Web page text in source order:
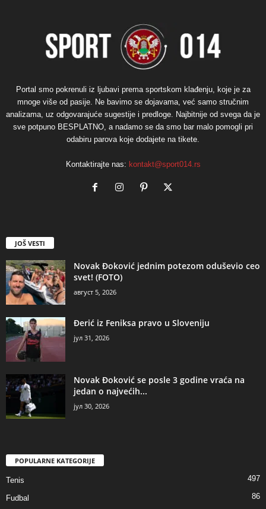
Portal smo pokrenuli iz ljubavi prema sportskom klađenju, koje je za
mnoge više od pasije. Ne bavimo se dojavama, već samo stručnim
analizama, uz odgovarajuće sugestije i predloge. Najbitnije od svega da je
sve potpuno BESPLATNO, a nadamo se da smo bar malo pomogli pri
odabiru parova koje dodajete na tikete.
Kontaktirajte nas: kontakt@sport014.rs
JOŠ VESTI
Novak Đoković jednim potezom oduševio ceo
svet! (FOTO)
август 5, 2026
Đerić iz Feniksa pravo u Sloveniju
јул 31, 2026
Novak Đoković se posle 3 godine vraća na
jedan o najvećih...
јул 30, 2026
POPULARNE KATEGORIJE
Tenis 497
Fudbal 86